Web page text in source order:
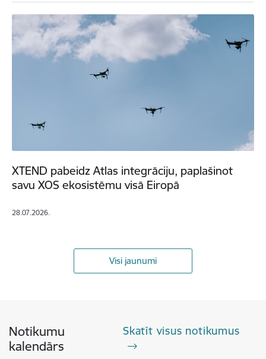
XTEND pabeidz Atlas integrāciju, paplašinot
savu XOS ekosistēmu visā Eiropā
28.07.2026.
Visi jaunumi
Notikumu
kalendārs
Skatīt visus notikumus